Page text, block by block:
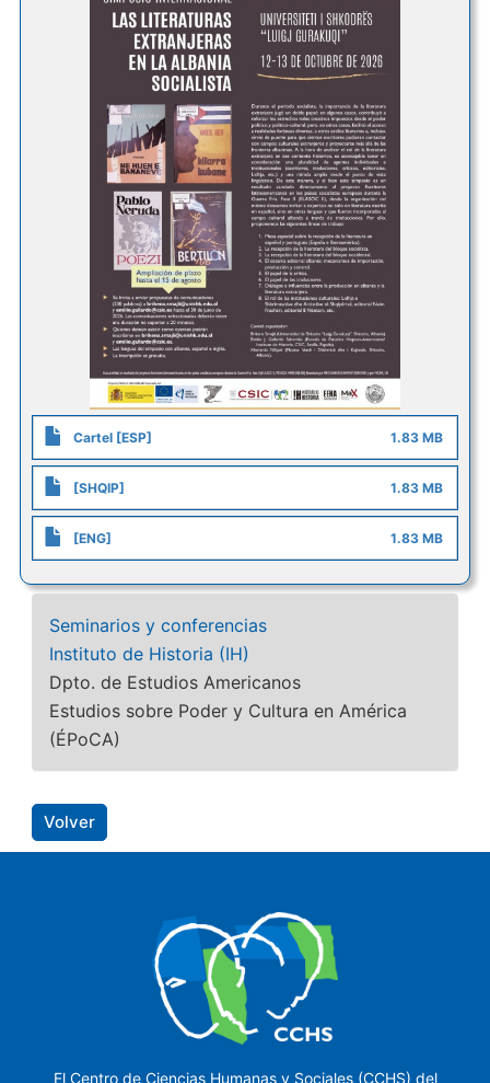
Cartel [ESP] 1.83 MB
[SHQIP] 1.83 MB
[ENG] 1.83 MB
Seminarios y conferencias
Instituto de Historia (IH)
Dpto. de Estudios Americanos
Estudios sobre Poder y Cultura en América
(ÉPoCA)
Volver
El Centro de Ciencias Humanas y Sociales (CCHS) del